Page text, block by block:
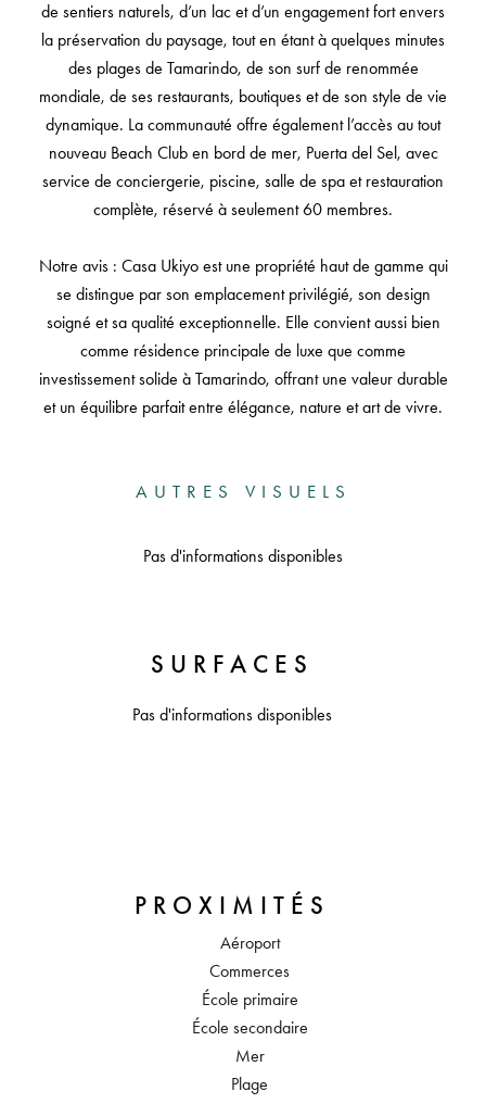
de sentiers naturels, d’un lac et d’un engagement fort envers
la préservation du paysage, tout en étant à quelques minutes
des plages de Tamarindo, de son surf de renommée
mondiale, de ses restaurants, boutiques et de son style de vie
dynamique. La communauté offre également l’accès au tout
nouveau Beach Club en bord de mer, Puerta del Sel, avec
service de conciergerie, piscine, salle de spa et restauration
complète, réservé à seulement 60 membres.
Notre avis : Casa Ukiyo est une propriété haut de gamme qui
se distingue par son emplacement privilégié, son design
soigné et sa qualité exceptionnelle. Elle convient aussi bien
comme résidence principale de luxe que comme
investissement solide à Tamarindo, offrant une valeur durable
et un équilibre parfait entre élégance, nature et art de vivre.
AUTRES VISUELS
Pas d'informations disponibles
SURFACES
Pas d'informations disponibles
PROXIMITÉS
Aéroport
Commerces
École primaire
École secondaire
Mer
Plage